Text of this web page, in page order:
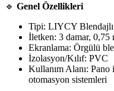
🔹 Genel Özellikleri
Tipi: LIYCY
İletken: 3 damar, 0,75
Ekranlama: Örgülü
İzolasyon/Kılıf: PVC
Kullanım Alanı:
otomasyon sistemleri